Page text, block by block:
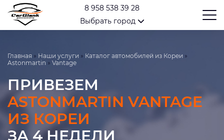
8 958 538 39 28
Выбрать город
Главная » Наши услуги » Каталог автомобилей из Кореи »
Astonmartin » Vantage
ПРИВЕЗЕМ
ASTONMARTIN VANTAGE
ИЗ КОРЕИ
ЗА 4 НЕДЕЛИ